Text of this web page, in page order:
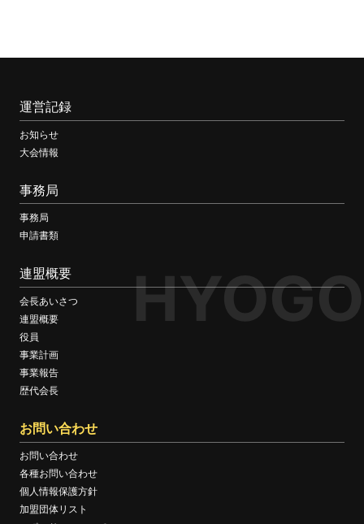
HYOGO
運営記録
お知らせ
大会情報
事務局
事務局
申請書類
連盟概要
会長あいさつ
連盟概要
役員
事業計画
事業報告
歴代会長
お問い合わせ
お問い合わせ
各種お問い合わせ
個人情報保護方針
加盟団体リスト